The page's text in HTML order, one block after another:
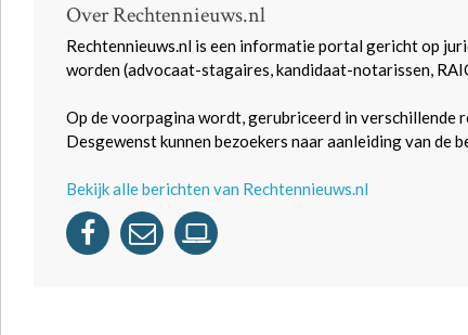
Over Rechtennieuws.nl
Rechtennieuws.nl is een informatie portal gericht op
worden (advocaat-stagaires, kandidaat-notarissen,
Op de voorpagina wordt, gerubriceerd in verschillende
Desgewenst kunnen bezoekers naar aanleiding van de
Bekijk alle berichten van Rechtennieuws.nl